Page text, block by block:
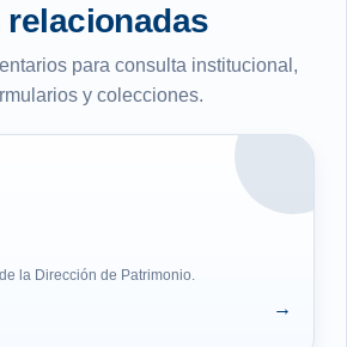
para consulta institucional,
y colecciones.
la Dirección de Patrimonio.